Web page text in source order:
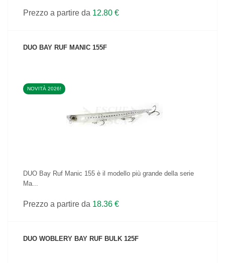
Prezzo a partire da 12.80 €
DUO BAY RUF MANIC 155F
NOVITÀ 2026!
DUO Bay Ruf Manic 155 è il modello più grande della serie
Ma...
Prezzo a partire da 18.36 €
DUO WOBLERY BAY RUF BULK 125F